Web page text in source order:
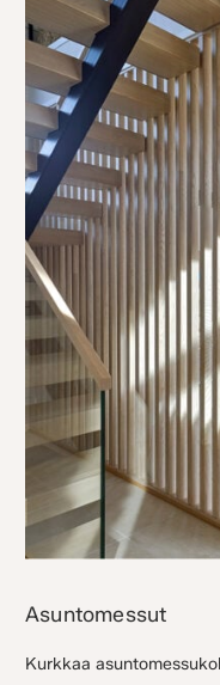
Asuntomessut
Kurkkaa